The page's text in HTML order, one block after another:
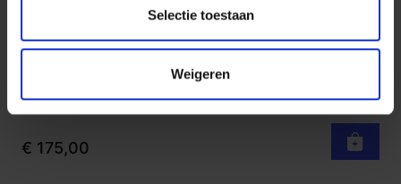
Selectie toestaan
Weigeren
Op voorraad 3-5 werkdagen
€ 175,00